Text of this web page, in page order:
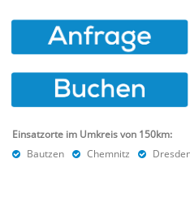
Einsatzorte im Umkreis von 150km:
Bautzen
Chemnitz